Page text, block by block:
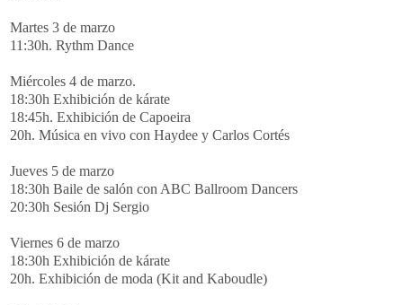
Martes 3 de marzo
11:30h. Rythm Dance
Miércoles 4 de marzo.
18:30h Exhibición de kárate
18:45h. Exhibición de Capoeira
20h. Música en vivo con Haydee y Carlos Cortés
Jueves 5 de marzo
18:30h Baile de salón con ABC Ballroom Dancers
20:30h Sesión Dj Sergio
Viernes 6 de marzo
18:30h Exhibición de kárate
20h. Exhibición de moda (Kit and Kaboudle)